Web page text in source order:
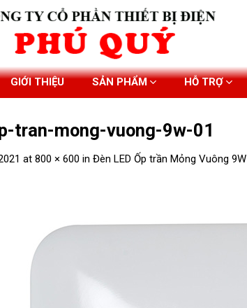
GIỚI THIỆU SẢN PHẨM HỖ TRỢ
tran-mong-vuong-9w-01
at 800 × 600 in Đèn LED Ốp trần Mỏng Vuông 9W